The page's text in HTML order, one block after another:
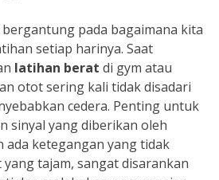
pada bagaimana kita
setiap harinya. Saat
latihan berat di gym atau
otot sering kali tidak disadari
cedera. Penting untuk
sinyal yang diberikan oleh
ada ketegangan yang tidak
tajam, sangat disarankan